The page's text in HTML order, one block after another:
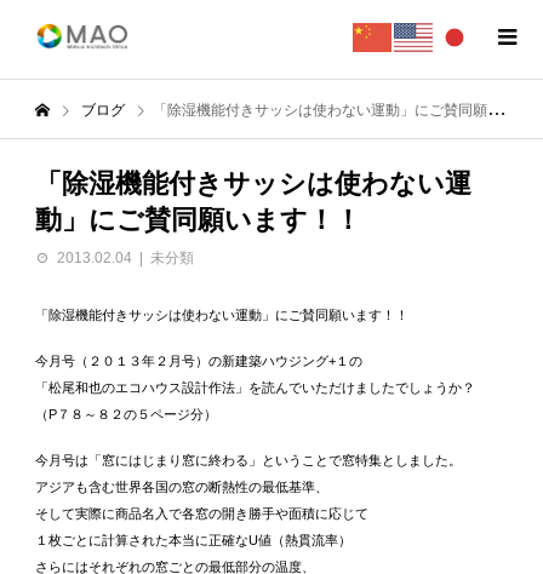
ブログ 「除湿機能付きサッシは使わない運動」にご賛同願います！！
「除湿機能付きサッシは使わない運
動」にご賛同願います！！
2013.02.04 未分類
「除湿機能付きサッシは使わない運動」にご賛同願います！！
今月号（２０１３年２月号）の新建築ハウジング+１の
「松尾和也のエコハウス設計作法」を読んでいただけましたでしょうか？
（P７８～８２の５ページ分）
今月号は「窓にはじまり窓に終わる」ということで窓特集としました。
アジアも含む世界各国の窓の断熱性の最低基準、
そして実際に商品名入で各窓の開き勝手や面積に応じて
１枚ごとに計算された本当に正確なU値（熱貫流率）
さらにはそれぞれの窓ごとの最低部分の温度、